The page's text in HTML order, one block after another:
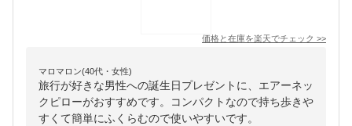
価格と在庫を楽天でチェック >>
マロマロン(40代・女性)
旅行が好きな男性への誕生日プレゼントに、エアーネッ
クピローがおすすめです。コンパクトなので持ち歩きや
すくて簡単にふくらむので使いやすいです。